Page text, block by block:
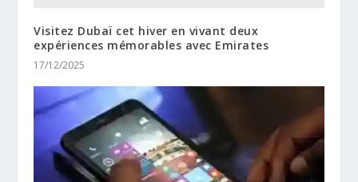
Visitez Dubaï cet hiver en vivant deux
expériences mémorables avec Emirates
17/12/2025